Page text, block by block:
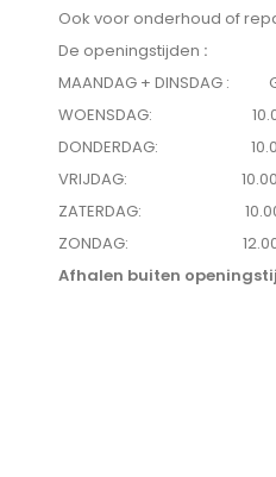
Ook voor onderhoud of
De openingstijden :
MAANDAG + DINSDAG :
WOENSDAG: 10.00
DONDERDAG: 10.00
VRIJDAG: 10.00 -
ZATERDAG: 10.00
ZONDAG: 12.00
Afhalen buiten